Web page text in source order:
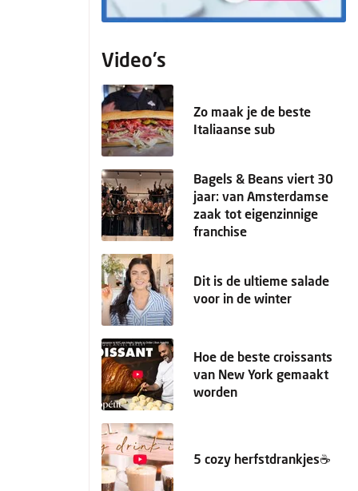
Video's
Zo maak je de beste
Italiaanse sub
Bagels & Beans viert 30
jaar: van Amsterdamse
zaak tot eigenzinnige
franchise
Dit is de ultieme salade
voor in de winter
Hoe de beste croissants
van New York gemaakt
worden
5 cozy herfstdrankjes☕️